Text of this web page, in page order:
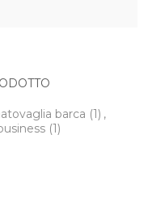
barca (1) ,
(1)